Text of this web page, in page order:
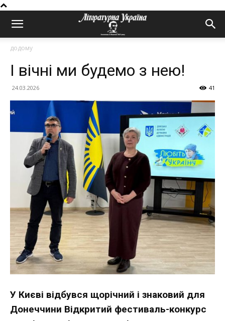
додому
І вічні ми будемо з нею!
24.03.2026 41
У Києві відбувся щорічний і знаковий для
Донеччини Відкритий фестиваль-конкурс